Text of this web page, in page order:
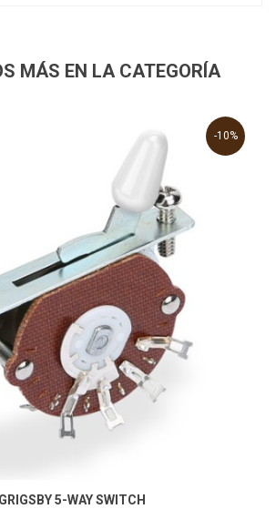
MÁS EN LA CATEGORÍA
GRIGSBY 5-WAY SWITCH
-10%